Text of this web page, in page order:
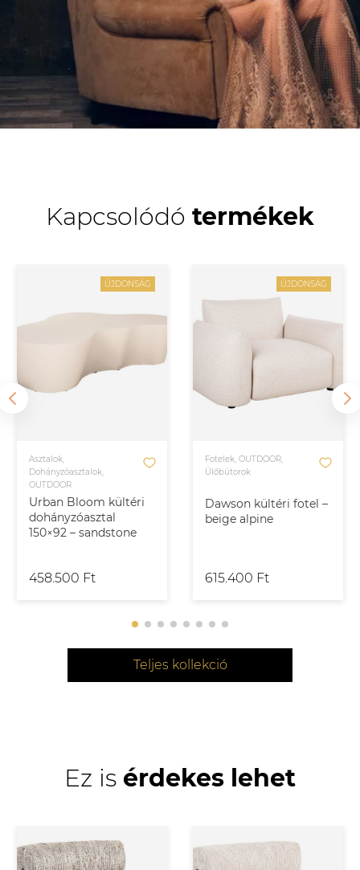
Kapcsolódó termékek
ÚJDONSÁG
Urban Bloom kültéri
dohányzóasztal
150×92 – sandstone
Asztalok,
Dohányzóasztalok,
OUTDOOR
458.500 Ft
ÚJDONSÁG
Dawson kültéri fotel –
beige alpine
Fotelek, OUTDOOR,
Ülőbútorok
615.400 Ft
Teljes kollekció
Ez is érdekes lehet